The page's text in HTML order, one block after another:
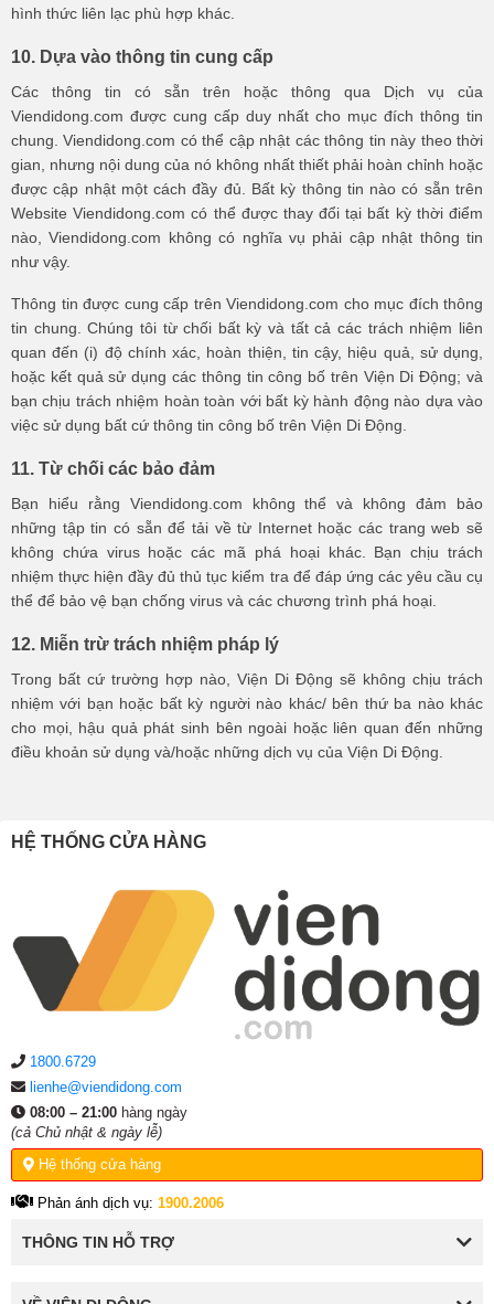
hình thức liên lạc phù hợp khác.
10. Dựa vào thông tin cung cấp
Các thông tin có sẵn trên hoặc thông qua Dịch vụ của
Viendidong.com được cung cấp duy nhất cho mục đích thông tin
chung. Viendidong.com có thể cập nhật các thông tin này theo thời
gian, nhưng nội dung của nó không nhất thiết phải hoàn chỉnh hoặc
được cập nhật một cách đầy đủ. Bất kỳ thông tin nào có sẵn trên
Website Viendidong.com có thể được thay đổi tại bất kỳ thời điểm
nào, Viendidong.com không có nghĩa vụ phải cập nhật thông tin
như vậy.
Thông tin được cung cấp trên Viendidong.com cho mục đích thông
tin chung. Chúng tôi từ chối bất kỳ và tất cả các trách nhiệm liên
quan đến (i) độ chính xác, hoàn thiện, tin cậy, hiệu quả, sử dụng,
hoặc kết quả sử dụng các thông tin công bố trên Viện Di Động; và
bạn chịu trách nhiệm hoàn toàn với bất kỳ hành động nào dựa vào
việc sử dụng bất cứ thông tin công bố trên Viện Di Động.
11. Từ chối các bảo đảm
Bạn hiểu rằng Viendidong.com không thể và không đảm bảo
những tập tin có sẵn để tải về từ Internet hoặc các trang web sẽ
không chứa virus hoặc các mã phá hoại khác. Bạn chịu trách
nhiệm thực hiện đầy đủ thủ tục kiểm tra để đáp ứng các yêu cầu cụ
thể để bảo vệ bạn chống virus và các chương trình phá hoại.
12. Miễn trừ trách nhiệm pháp lý
Trong bất cứ trường hợp nào, Viện Di Động sẽ không chịu trách
nhiệm với bạn hoặc bất kỳ người nào khác/ bên thứ ba nào khác
cho mọi, hậu quả phát sinh bên ngoài hoặc liên quan đến những
điều khoản sử dụng và/hoặc những dịch vụ của Viện Di Động.
HỆ THỐNG CỬA HÀNG
1800.6729
lienhe@viendidong.com
08:00 – 21:00 hàng ngày
(cả Chủ nhật & ngày lễ)
Hệ thống cửa hàng
Phản ánh dịch vụ: 1900.2006
THÔNG TIN HỖ TRỢ